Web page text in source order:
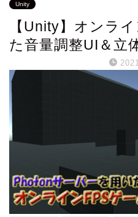
Unity
【Unity】オンラ
た音量調整UI＆立